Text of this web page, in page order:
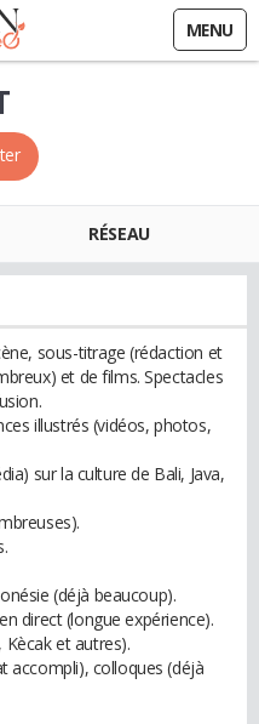
MENU
RÉSEAU
sous-titrage (rédaction et
et de films. Spectacles
illustrés (vidéos, photos,
sur la culture de Bali, Java,
(déjà beaucoup).
direct (longue expérience).
et autres).
accompli), colloques (déjà